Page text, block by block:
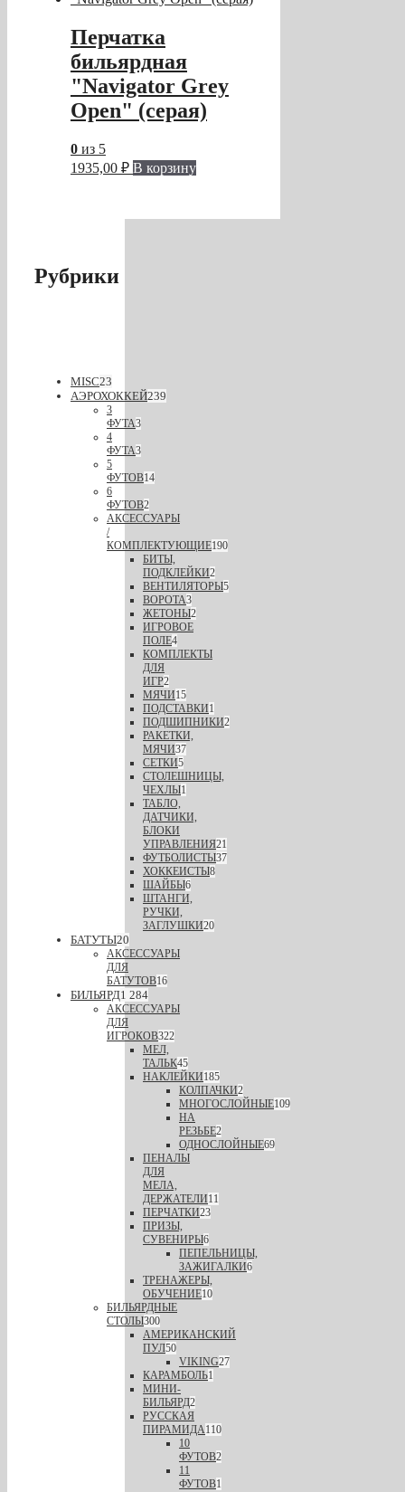
Перчатка
бильярдная
"Navigator Grey
Open" (серая)
0 из 5
1935,00 ₽ В корзину
Рубрики
MISC23
АЭРОХОККЕЙ239
3
ФУТА3
4
ФУТА3
5
ФУТОВ14
6
ФУТОВ2
АКСЕССУАРЫ
/
КОМПЛЕКТУЮЩИЕ190
БИТЫ,
ПОДКЛЕЙКИ2
ВЕНТИЛЯТОРЫ5
ВОРОТА3
ЖЕТОНЫ2
ИГРОВОЕ
ПОЛЕ4
КОМПЛЕКТЫ
ДЛЯ
ИГР2
МЯЧИ15
ПОДСТАВКИ1
ПОДШИПНИКИ2
РАКЕТКИ,
МЯЧИ37
СЕТКИ5
СТОЛЕШНИЦЫ,
ЧЕХЛЫ1
ТАБЛО,
ДАТЧИКИ,
БЛОКИ
УПРАВЛЕНИЯ21
ФУТБОЛИСТЫ37
ХОККЕИСТЫ8
ШАЙБЫ6
ШТАНГИ,
РУЧКИ,
ЗАГЛУШКИ20
БАТУТЫ20
АКСЕССУАРЫ
ДЛЯ
БАТУТОВ16
БИЛЬЯРД1 284
АКСЕССУАРЫ
ДЛЯ
ИГРОКОВ322
МЕЛ,
ТАЛЬК45
НАКЛЕЙКИ185
КОЛПАЧКИ2
МНОГОСЛОЙНЫЕ109
НА
РЕЗЬБЕ2
ОДНОСЛОЙНЫЕ69
ПЕНАЛЫ
ДЛЯ
МЕЛА,
ДЕРЖАТЕЛИ11
ПЕРЧАТКИ23
ПРИЗЫ,
СУВЕНИРЫ6
ПЕПЕЛЬНИЦЫ,
ЗАЖИГАЛКИ6
ТРЕНАЖЕРЫ,
ОБУЧЕНИЕ10
БИЛЬЯРДНЫЕ
СТОЛЫ300
АМЕРИКАНСКИЙ
ПУЛ50
VIKING27
КАРАМБОЛЬ1
МИНИ-
БИЛЬЯРД2
РУССКАЯ
ПИРАМИДА110
10
ФУТОВ2
11
ФУТОВ1